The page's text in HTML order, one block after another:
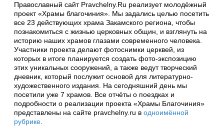
Православный сайт Pravchelny.Ru реализует молодёжный
проект «Храмы благочиния». Мы задались целью посетить
все 23 действующих храма Закамского региона, чтобы
познакомиться с жизнью церковных общин, и взглянуть на
историю наших храмов глазами современного человека.
Участники проекта делают фотоснимки церквей, из
которых в итоге планируется создать фото-экспозицию
этих уникальных сооружений, а также ведут творческий
дневник, который послужит основой для литературно-
художественного издания. На сегодняшний день мы
посетили уже 7 храмов. Все отчёты о поездках и
подробности о реализации проекта «Храмы Благочиния»
представлены на сайте pravchelny.ru в одноимённой
рубрике.